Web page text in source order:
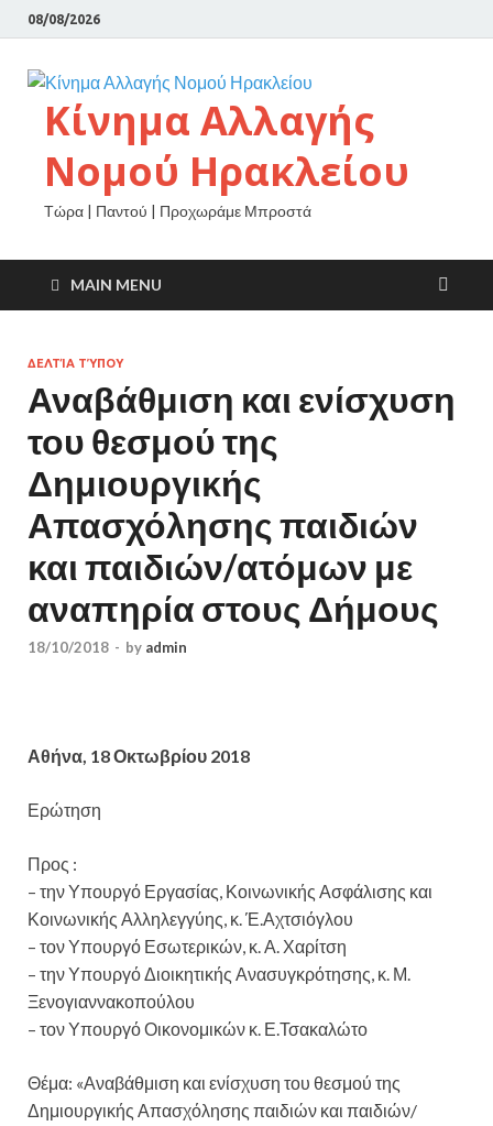
08/08/2026
Κίνημα Αλλαγής
Νομού Ηρακλείου
Τώρα | Παντού | Προχωράμε Μπροστά
MAIN MENU
ΔΕΛΤΊΑ ΤΎΠΟΥ
Αναβάθμιση και ενίσχυση
του θεσμού της
Δημιουργικής
Απασχόλησης παιδιών
και παιδιών/ατόμων με
αναπηρία στους Δήμους
18/10/2018 - by admin
Αθήνα, 18 Οκτωβρίου 2018
Ερώτηση
Προς :
– την Υπουργό Εργασίας, Κοινωνικής Ασφάλισης και
Κοινωνικής Αλληλεγγύης, κ. Έ.Αχτσιόγλου
– τον Υπουργό Εσωτερικών, κ. Α. Χαρίτση
– την Υπουργό Διοικητικής Ανασυγκρότησης, κ. Μ.
Ξενογιαννακοπούλου
– τον Υπουργό Οικονομικών κ. Ε.Τσακαλώτο
Θέμα: «Αναβάθμιση και ενίσχυση του θεσμού της
Δημιουργικής Απασχόλησης παιδιών και παιδιών/